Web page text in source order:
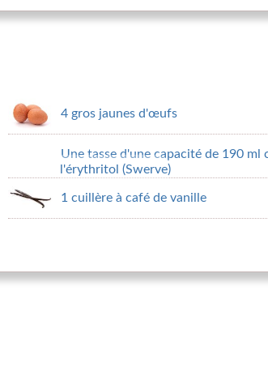
4 gros jaunes d'œufs
Une tasse d'une capacité de 190 ml
l'érythritol (Swerve)
1 cuillère à café de vanille